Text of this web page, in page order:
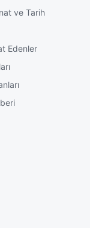
ve Tarih
Edenler